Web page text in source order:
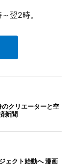
翌2時。
クリエーターと空
新聞
ェクト始動へ 漫画